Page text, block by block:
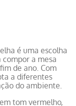
é uma escolha
a mesa
de ano. Com
a diferentes
do ambiente.
tom vermelho,